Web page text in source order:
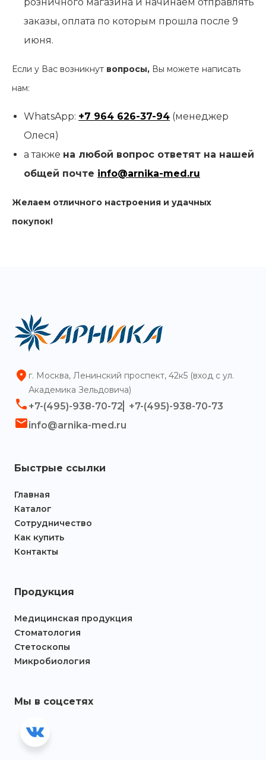
заказы, оплата по которым прошла после 9
июня.
Если у Вас возникнут вопросы, Вы можете написать
нам:
WhatsApp: +7 964 626-37-94 (менеджер
Олеся)
а также на любой вопрос ответят на нашей
общей почте info@arnika-med.ru
Желаем отличного настроения и удачных
покупок!
г. Москва, Ленинский проспект, 42к5 (вход с ул.
Академика Зельдовича)
+7-(495)-938-70-72
+7-(495)-938-70-73
info@arnika-med.ru
Быстрые ссылки
Главная
Каталог
Сотрудничество
Как купить
Контакты
Продукция
Медицинская продукция
Стоматология
Стетоскопы
Микробиология
Мы в соцсетях